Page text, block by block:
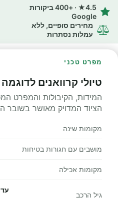
4.5★ · +400 ביקורות
Google
מחירים סופיים, ללא
עמלות נסתרות
מפרט טכני
טיולי קרוואנים לדוגמה CE-23 מפרט טכני
המידות, הקיבולות והמפרט
הציוד המדויק מאושר בשובר
מקומות שינה
מושבים עם חגורות בטיחות
מקומות אכילה
גיל הרכב